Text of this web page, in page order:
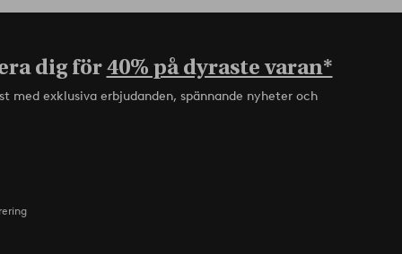
dig för40% på dyraste varan*
med exklusiva erbjudanden, spännande nyheter och